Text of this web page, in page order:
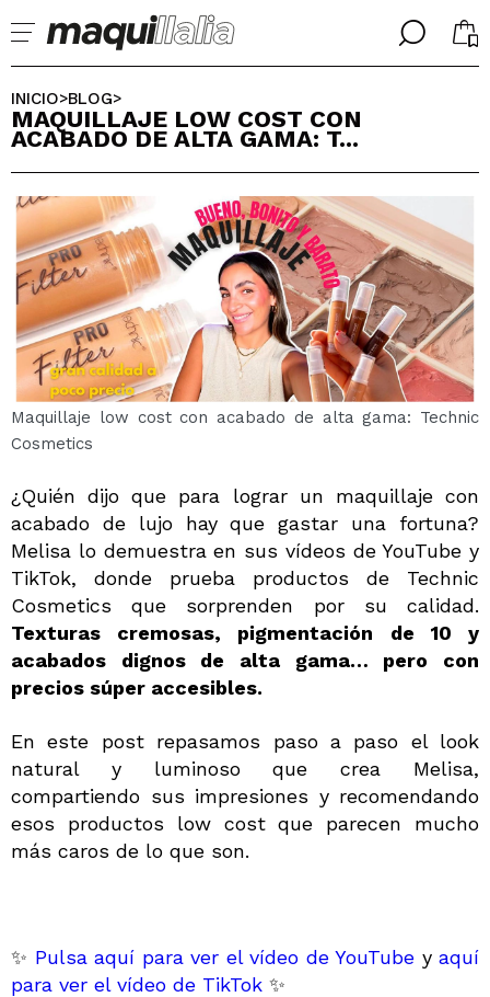
╳
Ya soy #maquilover, tengo cuenta
BIENVENIDX!
¿Olvidaste la contraseña?
QUIERO REGISTRARME
Al crear una cuenta en Maquillalia.com podrás realizar
tus compras rápidamente, revisar el estado de tus
pedidos y consultar tus operaciones anteriores.
CREAR CUENTA
╳
SELECCIONA TU IDIOMA
ENGLISH
FRANCES
ALEMAN
ITALIANO
PORTUGUESE
INICIO>BLOG>
MAQUILLAJE LOW COST CON
ACABADO DE ALTA GAMA: T...
Maquillaje low cost con acabado de alta gama: Technic
Cosmetics
¿Quién dijo que para lograr un maquillaje con
acabado de lujo hay que gastar una fortuna?
Melisa lo demuestra en sus vídeos de YouTube y
TikTok, donde prueba productos de Technic
Cosmetics que sorprenden por su calidad.
Texturas cremosas, pigmentación de 10 y
acabados dignos de alta gama… pero con
precios súper accesibles.
En este post repasamos paso a paso el look
natural y luminoso que crea Melisa,
compartiendo sus impresiones y recomendando
esos productos low cost que parecen mucho
más caros de lo que son.
✨ Pulsa aquí para ver el vídeo de YouTube yaquí
para ver el vídeo de TikTok ✨